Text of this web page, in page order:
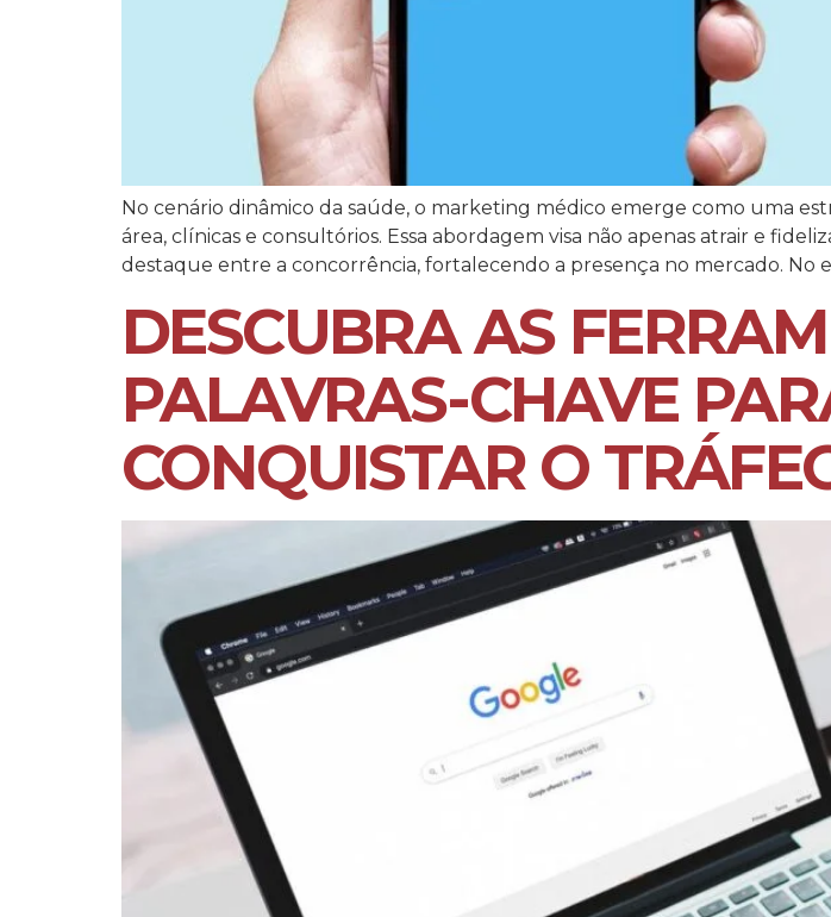
No cenário dinâmico da saúde, o marketing médico emerge como uma
área, clínicas e consultórios. Essa abordagem visa não apenas atrair e
destaque entre a concorrência, fortalecendo a presença no mercado. No
DESCUBRA AS
PALAVRAS-CHAVE
CONQUISTAR O